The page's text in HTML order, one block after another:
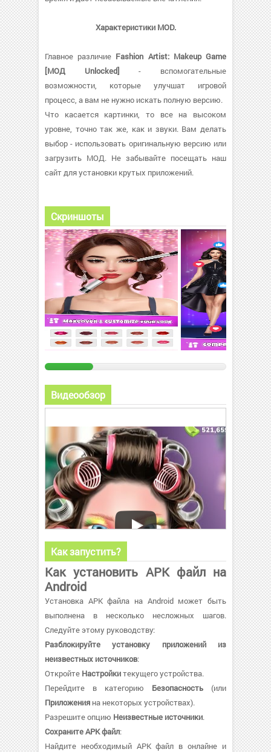
Характеристики MOD.
Главное различие Fashion Artist: Makeup Game
[МОД Unlocked] - вспомогательные
возможности, которые улучшат игровой
процесс, а вам не нужно искать полную версию.
Что касается картинки, то все на высоком
уровне, точно так же, как и звуки. Вам делать
выбор - использовать оригинальную версию или
загрузить МОД. Не забывайте посещать наш
сайт для установки крутых приложений.
Скриншоты
Видеообзор
Как запустить?
Как установить APK файл на
Android
Установка APK файла на Android может быть
выполнена в несколько несложных шагов.
Следуйте этому руководству:
Разблокируйте установку приложений из
неизвестных источников:
Откройте Настройкитекущего устройства.
Перейдите в категорию Безопасность (или
Приложения на некоторых устройствах).
Разрешите опцию Неизвестные источники.
Сохраните APK файл:
Найдите необходимый APK файл в онлайне и